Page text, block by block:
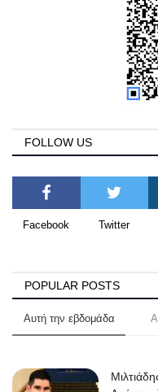
FOLLOW US
Facebook Twitter
POPULAR POSTS
Αυτή την εβδομάδα